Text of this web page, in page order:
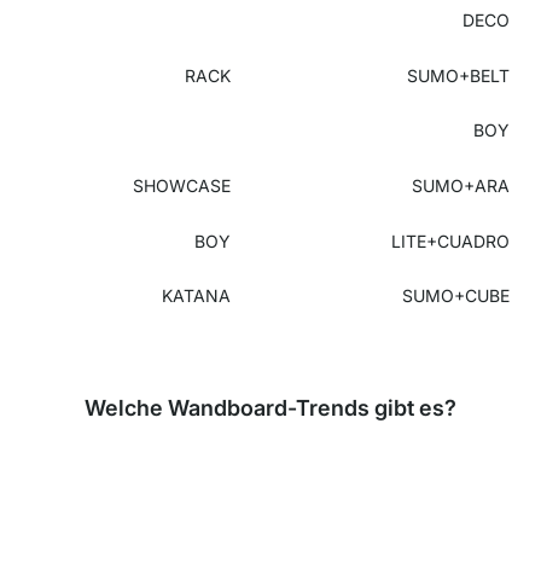
DECO
RACK SUMO+BELT
BOY
SHOWCASE SUMO+ARA
BOY LITE+CUADRO
KATANA SUMO+CUBE
Welche Wandboard-Trends gibt es?